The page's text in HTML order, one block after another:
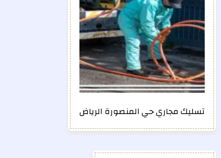
تسليك مجاري حي المنصورة الرياض